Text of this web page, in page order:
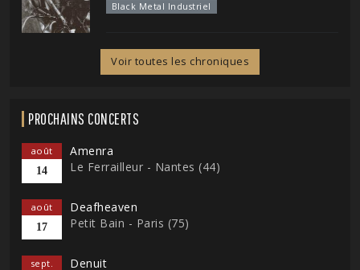
Black Metal Industriel
Voir toutes les chroniques
PROCHAINS CONCERTS
août
14
Amenra
Le Ferrailleur - Nantes (44)
août
17
Deafheaven
Petit Bain - Paris (75)
sept.
Denuit